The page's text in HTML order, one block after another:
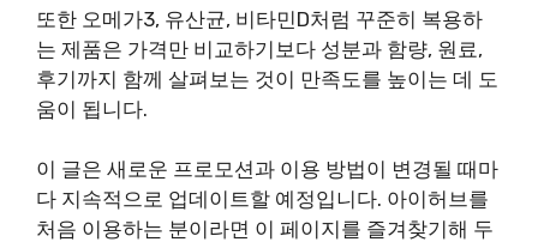
또한 오메가3, 유산균, 비타민D처럼 꾸준히 복용하
는 제품은 가격만 비교하기보다 성분과 함량, 원료,
후기까지 함께 살펴보는 것이 만족도를 높이는 데 도
움이 됩니다.
이 글은 새로운 프로모션과 이용 방법이 변경될 때마
다 지속적으로 업데이트할 예정입니다. 아이허브를
처음 이용하는 분이라면 이 페이지를 즐겨찾기해 두